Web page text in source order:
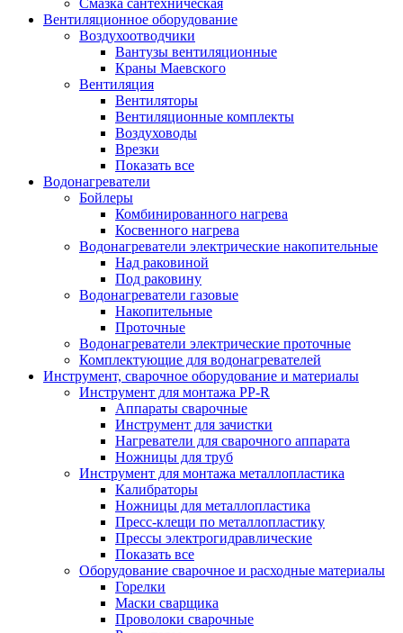
Смазка сантехническая
Вентиляционное оборудование
Воздухоотводчики
Вантузы вентиляционные
Краны Маевского
Вентиляция
Вентиляторы
Вентиляционные комплекты
Воздуховоды
Врезки
Показать все
Водонагреватели
Бойлеры
Комбинированного нагрева
Косвенного нагрева
Водонагреватели электрические накопительные
Над раковиной
Под раковину
Водонагреватели газовые
Накопительные
Проточные
Водонагреватели электрические проточные
Комплектующие для водонагревателей
Инструмент, сварочное оборудование и материалы
Инструмент для монтажа PP-R
Аппараты сварочные
Инструмент для зачистки
Нагреватели для сварочного аппарата
Ножницы для труб
Инструмент для монтажа металлопластика
Калибраторы
Ножницы для металлопластика
Пресс-клещи по металлопластику
Прессы электрогидравлические
Показать все
Оборудование сварочное и расходные материалы
Горелки
Маски сварщика
Проволоки сварочные